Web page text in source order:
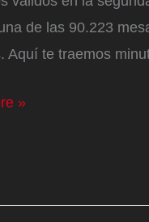
de las 90.223
Aquí te traemos
»